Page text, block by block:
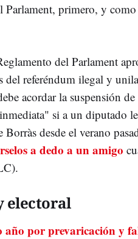
Parlament, primero, y
del Parlament
referéndum ilegal y
acordar la suspensión
si a un diputado
Borràs desde el verano
a dedo a un amigo
electoral
año por prevaricación y